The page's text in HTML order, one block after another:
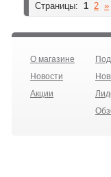
Страницы: 1 2 »
О магазине
Новости
Акции